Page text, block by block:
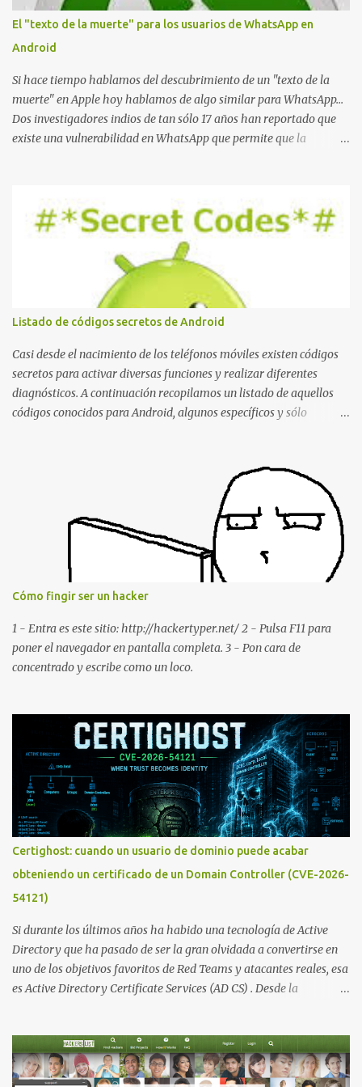
El "texto de la muerte" para los usuarios de WhatsApp en
Android
Si hace tiempo hablamos del descubrimiento de un "texto de la
muerte" en Apple hoy hablamos de algo similar para WhatsApp...
Dos investigadores indios de tan sólo 17 años han reportado que
existe una vulnerabilidad en WhatsApp que permite que la
La vulnerabilidad ha sido probada y funciona correctamente en la
mayoría de las versiones de Android y de WhatsApp incluyendo la
2.11.431 y 2.11.432. Sin embargo todavía no se ha probado en iOS y
Windows no parece ser vulnerable. Esto podría provocar que se
extienda como una pesada broma la moda de bloquear WhatsApp
a otras personas, cuyo modo de recuperar el uso de la misma sería
borrando la conversación y el historial de chat con quien
estábamos conversando. Imaginad que ocurre si este mensaje se
envía a un grupo... Fuente: Crash Your Friends' WhatsApp
Remotely with Just a Message
Listado de códigos secretos de Android
Casi desde el nacimiento de los teléfonos móviles existen códigos
secretos para activar diversas funciones y realizar diferentes
diagnósticos. A continuación recopilamos un listado de aquellos
códigos conocidos para Android, algunos específicos y sólo
IMEI del dispositivo *#*#1111#*#* : Información sobre la versión
de software FTA *#*#2222#*#* : Información sobre la v ersión
del hardware FTA *#*#1234#*#* : Información sobre la versión
de software PDA y de firmware *#*#232337#*#* : Muestra la
dirección Bluetooth del smartphone *#*#232338#*#* : Muestra
la dirección MAC del la tarjeta WiFi del dispositivo *#*#2663#*#*
: Visualiza la versión de la pantalla táctil del smartphone
*#*#3264#*#* : Muestra que versión de memoria RAM está
disponible en el smartphone o la tablet *#*#34971539#*#* :
Visualiza la información detallada d...
Cómo fingir ser un hacker
1 - Entra es este sitio: http://hackertyper.net/ 2 - Pulsa F11 para
poner el navegador en pantalla completa. 3 - Pon cara de
concentrado y escribe como un loco.
Certighost: cuando un usuario de dominio puede acabar
obteniendo un certificado de un Domain Controller (CVE-2026-
54121)
Si durante los últimos años ha habido una tecnología de Active
Directory que ha pasado de ser la gran olvidada a convertirse en
uno de los objetivos favoritos de Red Teams y atacantes reales, esa
es Active Directory Certificate Services (AD CS) . Desde la
Kerberoasting o un abuso de delegaciones. Ahora llega una nueva
vulnerabilidad bautizada como Certighost (CVE-2026-54121) , una